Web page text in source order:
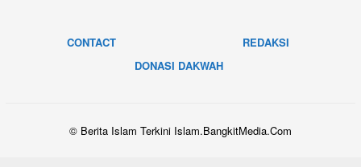
CONTACT
REDAKSI
DONASI DAKWAH
© Berita Islam Terkini Islam.BangkitMedia.Com